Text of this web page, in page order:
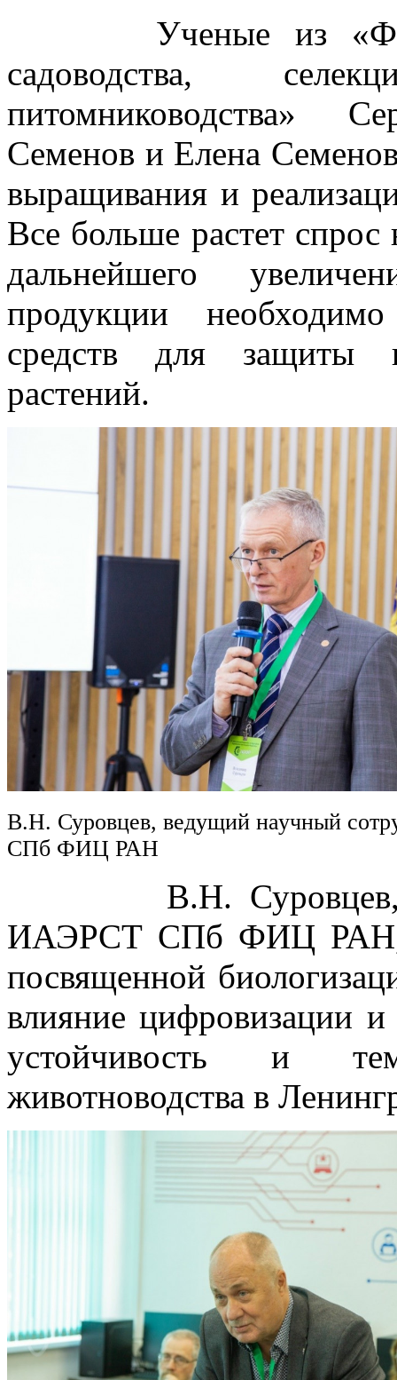
Ученые из
садоводства,
питомниководства»
Семенов и Елена
выращивания и
Все больше растет
дальнейшего
продукции
средств для защиты
растений.
В.Н. Суровцев, ведущий научный
СПб ФИЦ РАН
В.Н. Суровцев,
ИАЭРСТ СПб ФИЦ РАН,
посвященной
влияние цифровизации и
устойчивость и
животноводства в